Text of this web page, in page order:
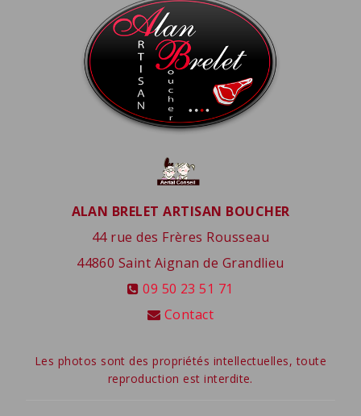
ALAN BRELET ARTISAN BOUCHER
44 rue des Frères Rousseau
44860 Saint Aignan de Grandlieu
09 50 23 51 71
Contact
Les photos sont des propriétés intellectuelles, toute
reproduction est interdite.